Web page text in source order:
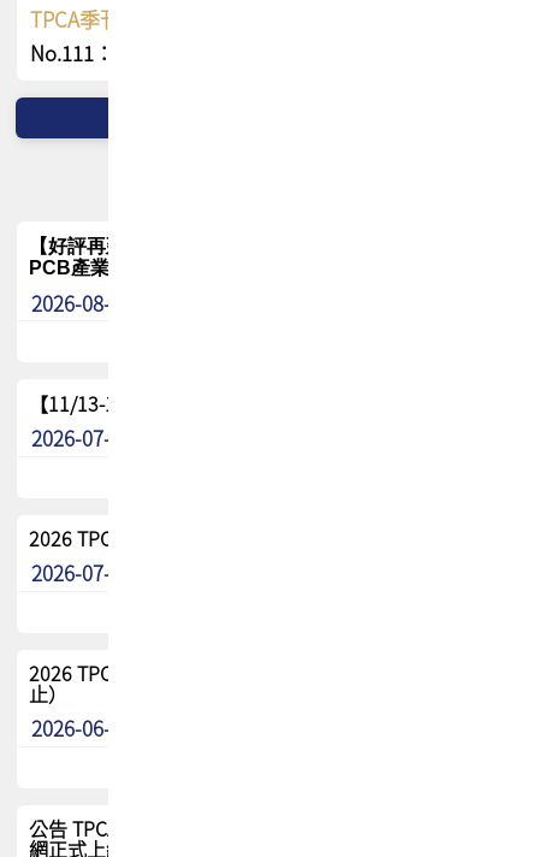
TPCA季刊 FREE 線上版
No.111：PCB全球風險布局與韌性
【好評再延長】PCB GPT 全面開放體驗延長到8月!!
PCB產業專屬 AI 知識平台
2026-08-04
【11/13-15】2026 TPCA 百岳登頂_南橫三星
2026-07-22
2026 TPCA中南區會員問卷暨7/31交流餐敘報名
2026-07-08
2026 TPCA健康盃保齡球聯誼賽 熱烈報名中（8/3報名截
止）
2026-06-29
公告 TPCA 台灣電路板協會官網將迎來新面貌，7/1 新官
網正式上線！